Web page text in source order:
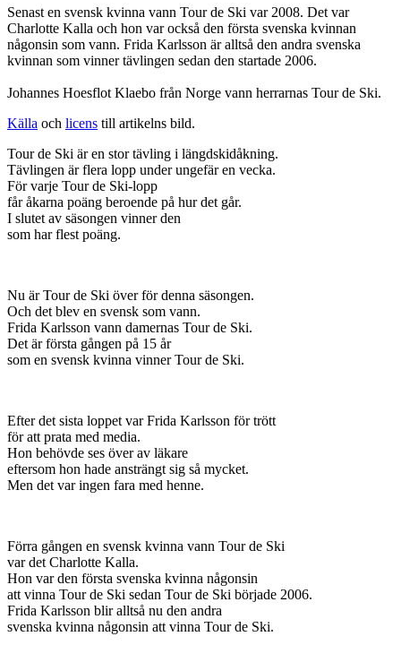
Senast en svensk kvinna vann Tour de Ski var 2008. Det var
Charlotte Kalla och hon var också den första svenska kvinnan
någonsin som vann. Frida Karlsson är alltså den andra svenska
kvinnan som vinner tävlingen sedan den startade 2006.
Johannes Hoesflot Klaebo från Norge vann herrarnas Tour de Ski.
Källa och licens till artikelns bild.
Tour de Ski är en stor tävling i längdskidåkning.
Tävlingen är flera lopp under ungefär en vecka.
För varje Tour de Ski-lopp
får åkarna poäng beroende på hur det går.
I slutet av säsongen vinner den
som har flest poäng.
Nu är Tour de Ski över för denna säsongen.
Och det blev en svensk som vann.
Frida Karlsson vann damernas Tour de Ski.
Det är första gången på 15 år
som en svensk kvinna vinner Tour de Ski.
Efter det sista loppet var Frida Karlsson för trött
för att prata med media.
Hon behövde ses över av läkare
eftersom hon hade ansträngt sig så mycket.
Men det var ingen fara med henne.
Förra gången en svensk kvinna vann Tour de Ski
var det Charlotte Kalla.
Hon var den första svenska kvinna någonsin
att vinna Tour de Ski sedan Tour de Ski började 2006.
Frida Karlsson blir alltså nu den andra
svenska kvinna någonsin att vinna Tour de Ski.
anpassat innehåll
och erbjudanden.